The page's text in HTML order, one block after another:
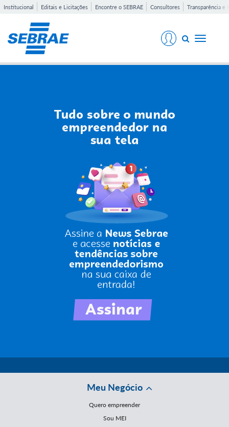
Institucional Editais e Licitações Encontre o SEBRAE Consultores Transparência e
Toggle
Meu Negócio
Quero empreender
Sou MEI